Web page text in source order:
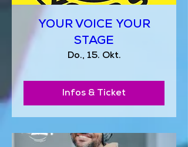
YOUR VOICE YOUR
STAGE
Do., 15. Okt.
Infos & Ticket